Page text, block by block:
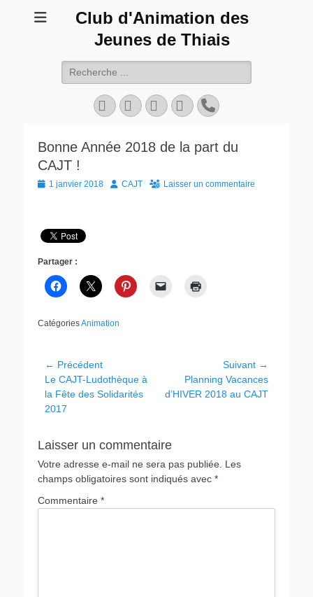
Club d'Animation des
Jeunes de Thiais
Rechercher :
Facebook
TwitterYouTubeInstagram
Tél
Bonne Année 2018 de la part du
CAJT !
Posted1 janvier 2018 Author
CAJT Laisser un commentaire
Partager :
CatégoriesAnimation
Navigation
de
l’article
← Précédent
Article
précédent :
Le CAJT-Ludothèque à
la Fête des Solidarités
2017
Suivant →
suivant :
Planning Vacances
d’HIVER 2018 au CAJT
Laisser un commentaire
Votre adresse e-mail ne sera pas publiée.
Les
champs obligatoires sont indiqués avec *
Commentaire *